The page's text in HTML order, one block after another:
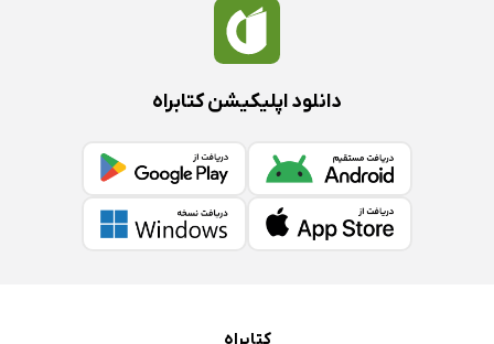
دانلود اپلیکیشن کتابراه